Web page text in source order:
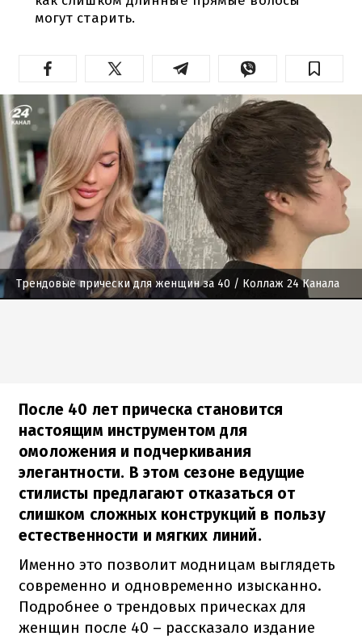
могут старить.
Трендовые прически для женщин за 40 / Коллаж 24 Канала
После 40 лет прическа становится
настоящим инструментом для
омоложения и подчеркивания
элегантности. В этом сезоне ведущие
стилисты предлагают отказаться от
слишком сложных конструкций в пользу
естественности и мягких линий.
Именно это позволит модницам выглядеть
современно и одновременно изысканно.
Подробнее о трендовых прическах для
женщин после 40 – рассказало издание